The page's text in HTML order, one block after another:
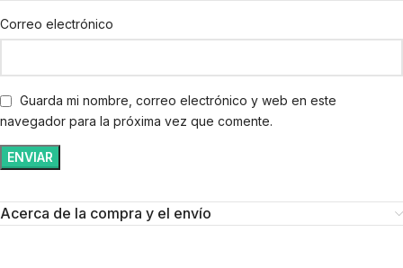
Correo electrónico
Guarda mi nombre, correo electrónico y web en este
navegador para la próxima vez que comente.
Acerca de la compra y el envío